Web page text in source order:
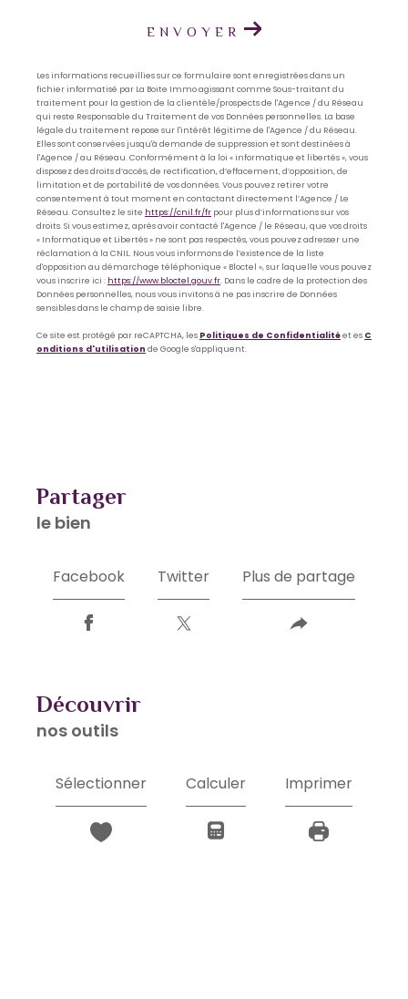
ENVOYER
Les informations recueillies sur ce formulaire sont enregistrées dans un
fichier informatisé par La Boite Immo agissant comme Sous-traitant du
traitement pour la gestion de la clientèle/prospects de l'Agence / du Réseau
qui reste Responsable du Traitement de vos Données personnelles. La base
légale du traitement repose sur l'intérêt légitime de l'Agence / du Réseau.
Elles sont conservées jusqu'à demande de suppression et sont destinées à
l'Agence / au Réseau. Conformément à la loi « informatique et libertés », vous
disposez des droits d’accès, de rectification, d’effacement, d’opposition, de
limitation et de portabilité de vos données. Vous pouvez retirer votre
consentement à tout moment en contactant directement l’Agence / Le
Réseau. Consultez le site https://cnil.fr/fr pour plus d’informations sur vos
droits. Si vous estimez, après avoir contacté l'Agence / le Réseau, que vos droits
« Informatique et Libertés » ne sont pas respectés, vous pouvez adresser une
réclamation à la CNIL. Nous vous informons de l’existence de la liste
d'opposition au démarchage téléphonique « Bloctel », sur laquelle vous pouvez
vous inscrire ici : https://www.bloctel.gouv.fr. Dans le cadre de la protection des
Données personnelles, nous vous invitons à ne pas inscrire de Données
sensibles dans le champ de saisie libre.
Ce site est protégé par reCAPTCHA, les Politiques de Confidentialitéet es C
onditions d'utilisation de Google s'appliquent.
partager
le bien
Facebook Twitter Plus de partage
découvrir
nos outils
Sélectionner Calculer Imprimer